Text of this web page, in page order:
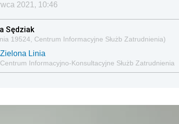
2021, 10:46
Sędziak
19524, Centrum Informacyjne Służb Zatrudnienia)
Zielona Linia
Centrum Informacyjno-Konsultacyjne Służb Zatrudnienia